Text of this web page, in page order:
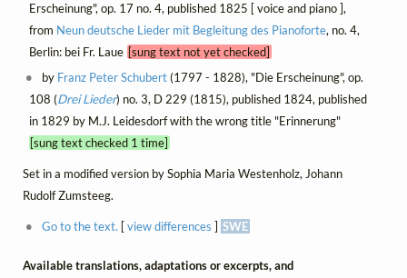
Erscheinung", op. 17 no. 4, published 1825 [ voice and piano ],
from Neun deutsche Lieder mit Begleitung des Pianoforte, no. 4,
Berlin: bei Fr. Laue [sung text not yet checked]
by Franz Peter Schubert(1797 - 1828), "Die Erscheinung", op.
108 (Drei Lieder) no. 3, D 229 (1815), published 1824, published
in 1829 by M.J. Leidesdorf with the wrong title "Erinnerung"
[sung text checked 1 time]
Set in a modified version by Sophia Maria Westenholz, Johann
Rudolf Zumsteeg.
Go to the text. [view differences ] SWE
Available translations, adaptations or excerpts, and